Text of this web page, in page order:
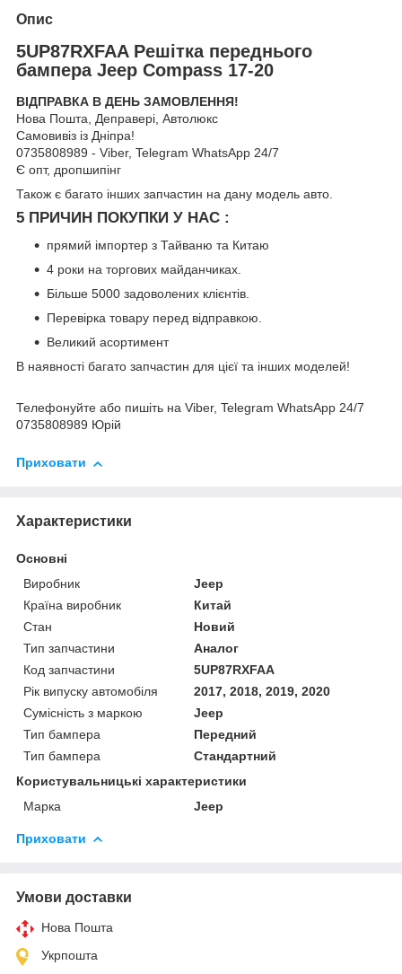
Опис
5UP87RXFAA Решітка переднього
бампера Jeep Compass 17-20
ВІДПРАВКА В ДЕНЬ ЗАМОВЛЕННЯ!
Нова Пошта, Деправері, Автолюкс
Самовивіз із Дніпра!
0735808989 - Viber, Telegram WhatsApp 24/7
Є опт, дропшипінг
Також є багато інших запчастин на дану модель авто.
5 ПРИЧИН ПОКУПКИ У НАС :
прямий імпортер з Тайваню та Китаю
4 роки на торгових майданчиках.
Більше 5000 задоволених клієнтів.
Перевірка товару перед відправкою.
Великий асортимент
В наявності багато запчастин для цієї та інших моделей!
Телефонуйте або пишіть на Viber, Telegram WhatsApp 24/7
0735808989 Юрій
Приховати
Характеристики
Основні
Виробник
Jeep
Країна виробник
Китай
Стан
Новий
Тип запчастини
Аналог
Код запчастини
5UP87RXFAA
Рік випуску автомобіля
2017, 2018, 2019, 2020
Сумісність з маркою
Jeep
Тип бампера
Передний
Тип бампера
Стандартний
Користувальницькі характеристики
Марка
Jeep
Приховати
Умови доставки
Нова Пошта
Укрпошта